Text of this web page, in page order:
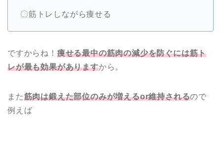
〇筋トレしながら痩せる
ですからね！ 痩せる最中の筋肉の減少を防ぐには筋ト
レが最も効果がありますから。
また筋肉は鍛えた部位のみが増えるor維持されるので
例えば